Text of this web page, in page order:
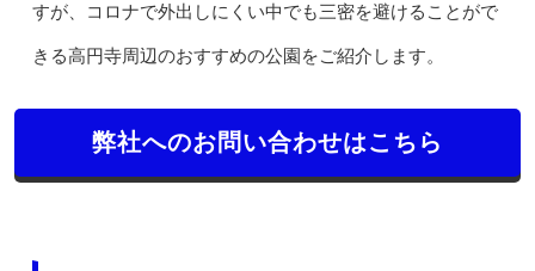
すが、コロナで外出しにくい中でも三密を避けることがで
きる高円寺周辺のおすすめの公園をご紹介します。
弊社へのお問い合わせはこちら